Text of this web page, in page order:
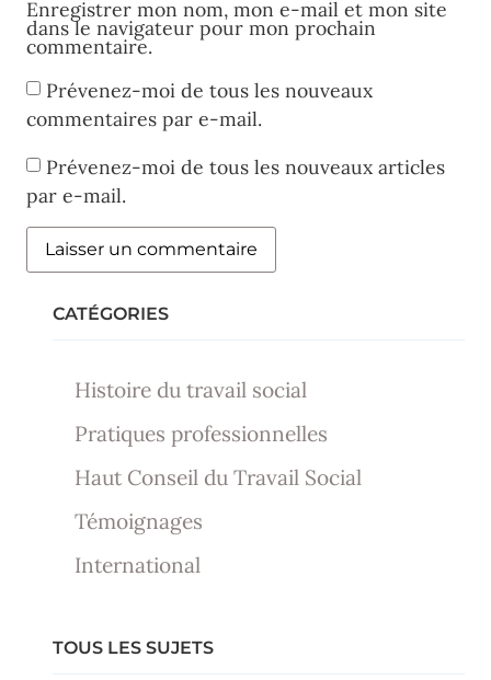
Enregistrer mon nom, mon e-mail et mon site
dans le navigateur pour mon prochain
commentaire.
Prévenez-moi de tous les nouveaux
commentaires par e-mail.
Prévenez-moi de tous les nouveaux articles
par e-mail.
CATÉGORIES
Histoire du travail social
Pratiques professionnelles
Haut Conseil du Travail Social
Témoignages
International
TOUS LES SUJETS